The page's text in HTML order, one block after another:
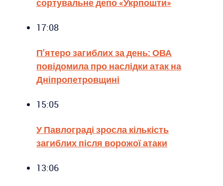
17:08
П’ятеро загиблих за день: ОВА
повідомила про наслідки атак на
Дніпропетровщині
15:05
У Павлограді зросла кількість
загиблих після ворожої атаки
13:06